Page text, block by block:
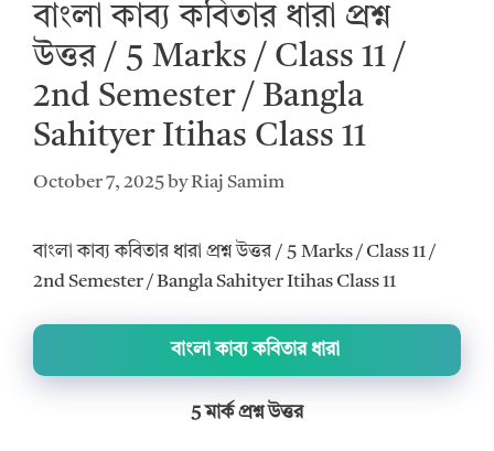
বাংলা কাব্য কবিতার ধারা প্রশ্ন
উত্তর / 5 Marks / Class 11 /
2nd Semester / Bangla
Sahityer Itihas Class 11
October 7, 2025 byRiaj Samim
বাংলা কাব্য কবিতার ধারা প্রশ্ন উত্তর / 5 Marks / Class 11 /
2nd Semester / Bangla Sahityer Itihas Class 11
বাংলা কাব্য কবিতার ধারা
5 মার্ক প্রশ্ন উত্তর